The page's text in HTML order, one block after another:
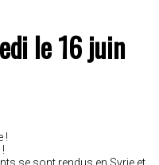
le 16 juin
!
se sont rendus en Syrie et